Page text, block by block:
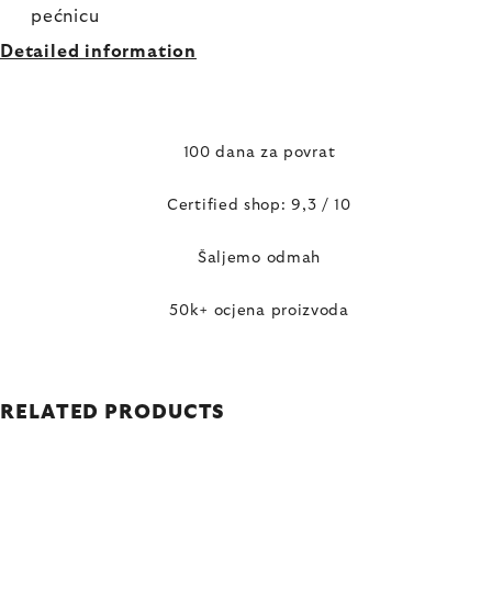
pećnicu
Detailed information
100 dana za povrat
Certified shop: 9,3 / 10
Šaljemo odmah
50k+ ocjena proizvoda
RELATED PRODUCTS